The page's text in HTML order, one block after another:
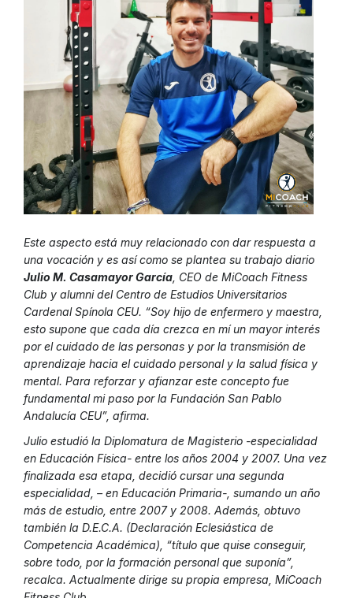
Este aspecto está muy relacionado con dar respuesta a
una vocación y es así como se plantea su trabajo diario
Julio M. Casamayor García , CEO de MiCoach Fitness
Club y alumni del Centro de Estudios Universitarios
Cardenal Spínola CEU. “Soy hijo de enfermero y maestra,
esto supone que cada día crezca en mí un mayor interés
por el cuidado de las personas y por la transmisión de
aprendizaje hacia el cuidado personal y la salud física y
mental. Para reforzar y afianzar este concepto fue
fundamental mi paso por la Fundación San Pablo
Andalucía CEU”, afirma.
Julio estudió la Diplomatura de Magisterio -especialidad
en Educación Física- entre los años 2004 y 2007. Una vez
finalizada esa etapa, decidió cursar una segunda
especialidad, – en Educación Primaria-, sumando un año
más de estudio, entre 2007 y 2008. Además, obtuvo
también la D.E.C.A. (Declaración Eclesiástica de
Competencia Académica), “título que quise conseguir,
sobre todo, por la formación personal que suponía”,
recalca. Actualmente dirige su propia empresa, MiCoach